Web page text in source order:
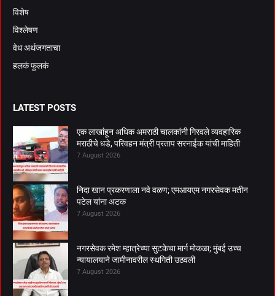
विशेष
विश्लेषण
वेध अर्थजगताचा
हलकं फुलकं
LATEST POSTS
एक लाखांहून अधिक अमराठी चालकांनी गिरवले व्यवहारिक
मराठीचे धडे, परिवहन मंत्री प्रताप सरनाईक यांची माहिती
7 August 2026
निदा खान प्रकरणाला नवे वळण; एमआयएम नगरसेवक मतीन
पटेल यांना अटक
7 August 2026
नगरसेवक रमेश म्हात्रेच्या सुटकेचा मार्ग मोकळा; मुंबई उच्च
न्यायालयाने जामीनावरील स्थगिती उठवली
7 August 2026